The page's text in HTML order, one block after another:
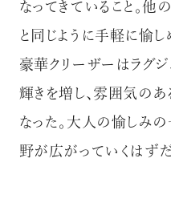
なってきていること。他
と同じように手軽に愉し
豪華クリーザーはラグ
輝きを増し、雰囲気の
なった。大人の愉しみ
野が広がっていくはずだ